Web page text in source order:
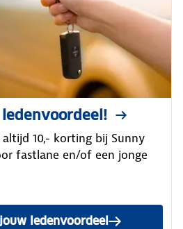
10,- korting bij Sunny
fastlane en/of een jonge
ledenvoordeel